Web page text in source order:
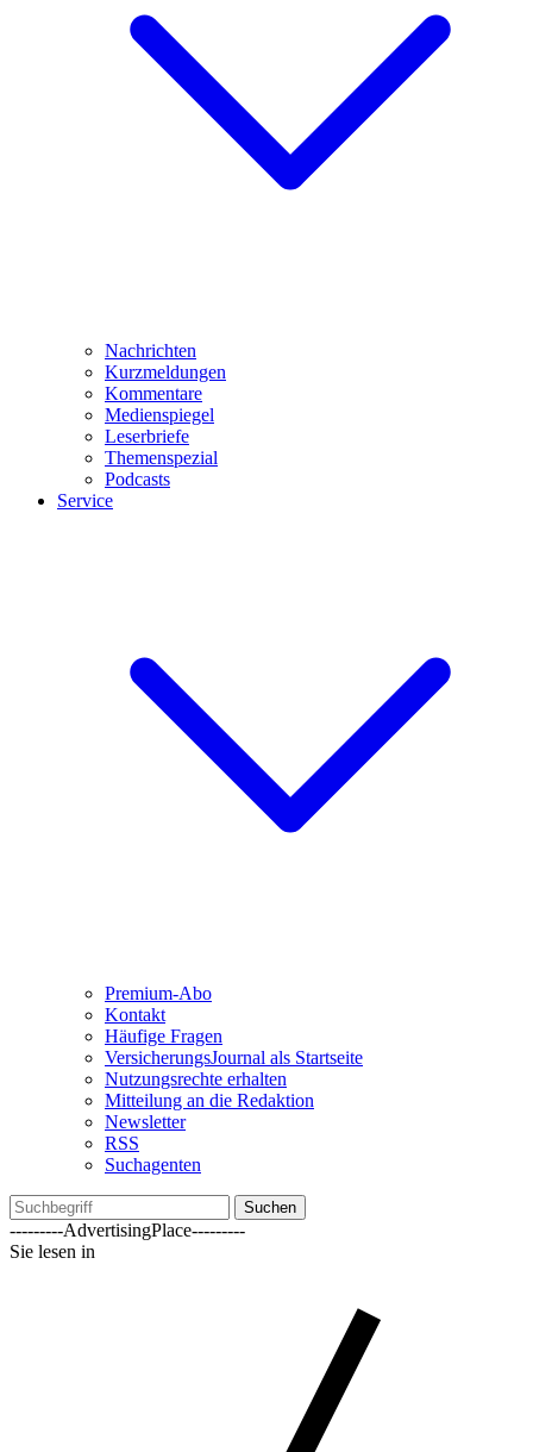
Nachrichten
Kurzmeldungen
Kommentare
Medienspiegel
Leserbriefe
Themenspezial
Podcasts
Service
Premium-Abo
Kontakt
Häufige Fragen
VersicherungsJournal als Startseite
Nutzungsrechte erhalten
Mitteilung an die Redaktion
Newsletter
RSS
Suchagenten
Suchen
---------AdvertisingPlace---------
Sie lesen in